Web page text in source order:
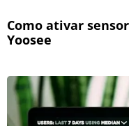
Como ativar
Yoosee